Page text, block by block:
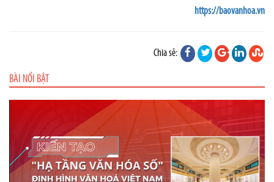
https://baovanhoa.vn
Chia sẻ:
BÀI NỔI BẬT